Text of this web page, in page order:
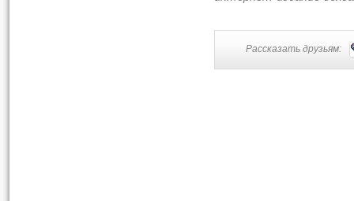
Рассказать друзьям: